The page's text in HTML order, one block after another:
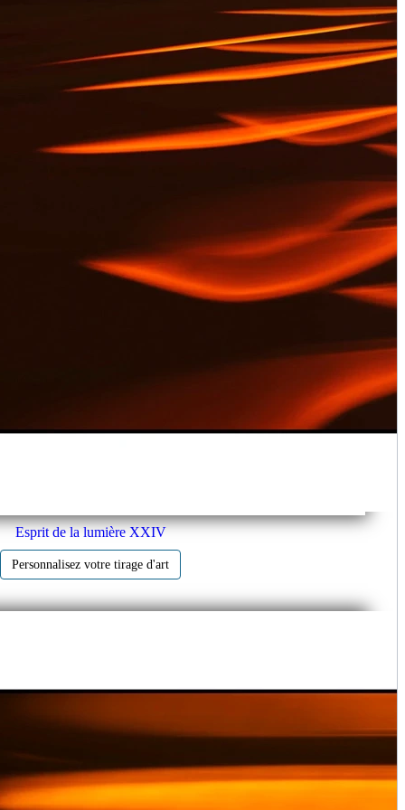
Esprit de la lumière XXIV
Personnalisez votre tirage d'art